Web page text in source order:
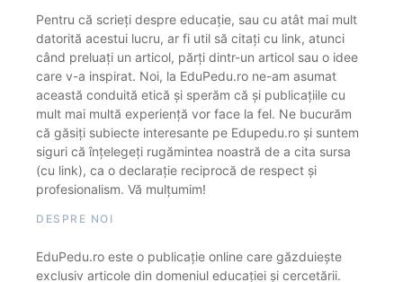
Pentru că scrieți despre educație, sau cu atât mai mult
datorită acestui lucru, ar fi util să citați cu link, atunci
când preluați un articol, părți dintr-un articol sau o idee
care v-a inspirat. Noi, la EduPedu.ro ne-am asumat
această conduită etică și sperăm că și publicațiile cu
mult mai multă experiență vor face la fel. Ne bucurăm
că găsiți subiecte interesante pe Edupedu.ro și suntem
siguri că înțelegeți rugămintea noastră de a cita sursa
(cu link), ca o declarație reciprocă de respect și
profesionalism. Vă mulțumim!
DESPRE NOI
EduPedu.ro este o publicație online care găzduiește
exclusiv articole din domeniul educației și cercetării.